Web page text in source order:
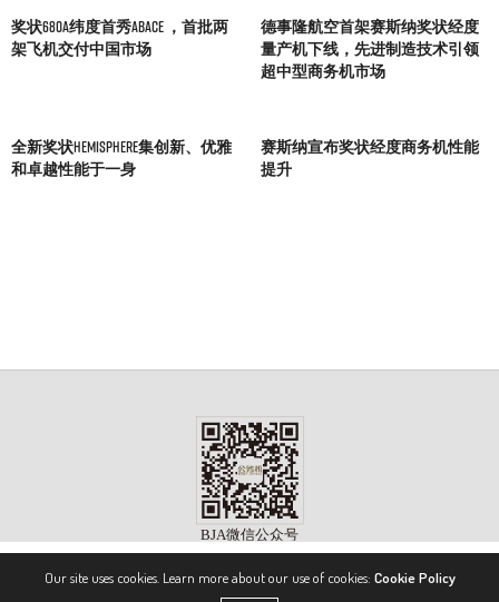
奖状680A纬度首秀ABACE ，首批两
架飞机交付中国市场
德事隆航空首架赛斯纳奖状经度
量产机下线，先进制造技术引领
超中型商务机市场
全新奖状Hemisphere集创新、优雅
和卓越性能于一身
赛斯纳宣布奖状经度商务机性能
提升
版权所有 ©2023, 《公务机》杂志（BIZJET ADVISOR MAGAZINE）. 保留所有权利。
Our site uses cookies. Learn more about our use of cookies: Cookie Policy